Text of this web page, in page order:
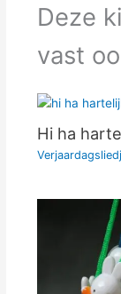
Deze
vast
Hi ha